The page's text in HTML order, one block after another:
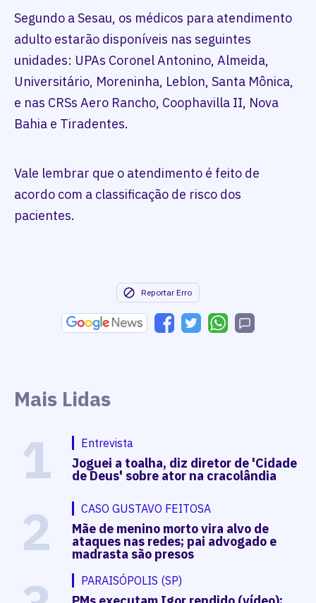
Segundo a Sesau, os médicos para atendimento
adulto estarão disponíveis nas seguintes
unidades: UPAs Coronel Antonino, Almeida,
Universitário, Moreninha, Leblon, Santa Mônica,
e nas CRSs Aero Rancho, Coophavilla II, Nova
Bahia e Tiradentes.
Vale lembrar que o atendimento é feito de
acordo com a classificação de risco dos
pacientes.
Reportar Erro
Mais Lidas
1 Entrevista
Joguei a toalha, diz diretor de 'Cidade
de Deus' sobre ator na cracolândia
2 CASO GUSTAVO FEITOSA
Mãe de menino morto vira alvo de
ataques nas redes; pai advogado e
madrasta são presos
PARAISÓPOLIS (SP)